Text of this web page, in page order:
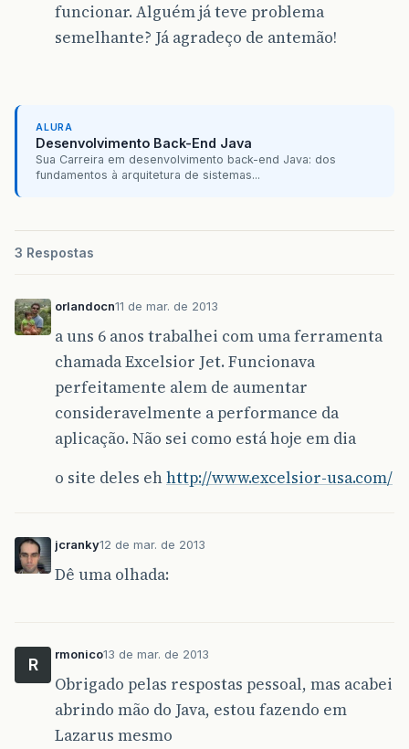
funcionar. Alguém já teve problema
semelhante? Já agradeço de antemão!
ALURA
Desenvolvimento Back-End Java
Sua Carreira em desenvolvimento back-end Java: dos
fundamentos à arquitetura de sistemas...
3 Respostas
orlandocn11 de mar. de 2013
a uns 6 anos trabalhei com uma ferramenta
chamada Excelsior Jet. Funcionava
perfeitamente alem de aumentar
consideravelmente a performance da
aplicação. Não sei como está hoje em dia
o site deles ehhttp://www.excelsior-usa.com/
jcranky12 de mar. de 2013
Dê uma olhada:
R
rmonico13 de mar. de 2013
Obrigado pelas respostas pessoal, mas acabei
abrindo mão do Java, estou fazendo em
Lazarus mesmo